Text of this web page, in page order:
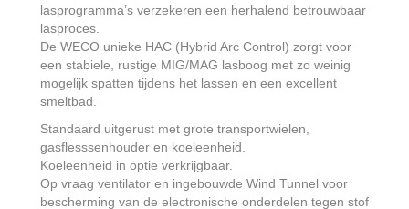
lasprogramma’s verzekeren een herhalend betrouwbaar
lasproces.
De WECO unieke HAC (Hybrid Arc Control) zorgt voor
een stabiele, rustige MIG/MAG lasboog met zo weinig
mogelijk spatten tijdens het lassen en een excellent
smeltbad.
Standaard uitgerust met grote transportwielen,
gasflesssenhouder en koeleenheid.
Koeleenheid in optie verkrijgbaar.
Op vraag ventilator en ingebouwde Wind Tunnel voor
bescherming van de electronische onderdelen tegen stof